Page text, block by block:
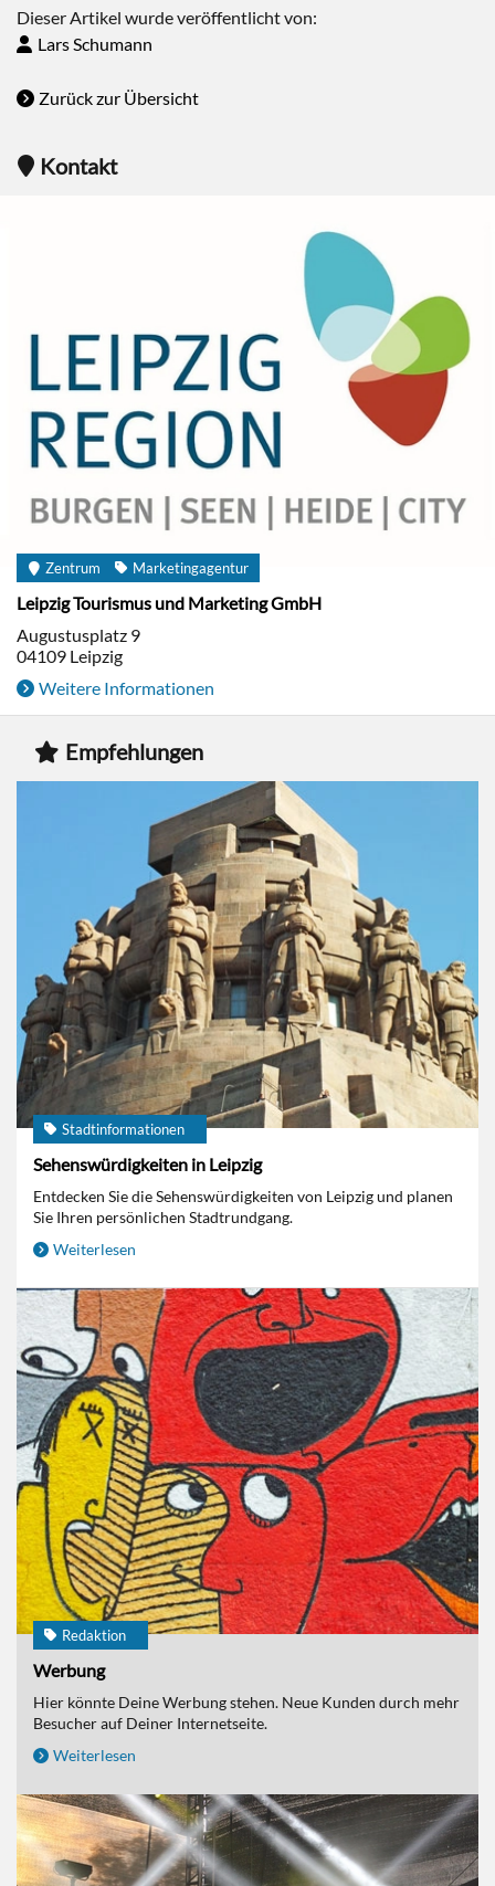
Dieser Artikel wurde veröffentlicht von:
Lars Schumann
Zurück zur Übersicht
Kontakt
Zentrum Marketingagentur
Leipzig Tourismus und Marketing GmbH
Augustusplatz 9
04109 Leipzig
Weitere Informationen
Empfehlungen
Stadtinformationen
Sehenswürdigkeiten in Leipzig
Entdecken Sie die Sehenswürdigkeiten von Leipzig und planen
Sie Ihren persönlichen Stadtrundgang.
Weiterlesen
Redaktion
Werbung
Hier könnte Deine Werbung stehen. Neue Kunden durch mehr
Besucher auf Deiner Internetseite.
Weiterlesen